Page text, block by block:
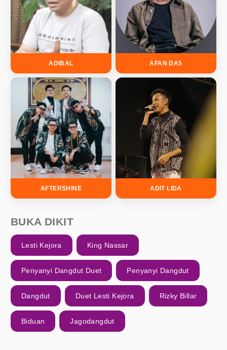
ADIBAL AFAN DA5
AFTERSHINE ADIT LIDA
BUKA DIKIT
Lesti Kejora King Nassar
Penyanyi Dangdut Duet Penyanyi Dangdut
Dangdut Duet Lesti Kejora Rizky Billar
Biduan Jagodangdut